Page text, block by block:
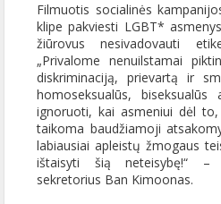
Filmuotis socialinės
klipe pakviesti LGBT*
žiūrovus nesivadovauti
„Privalome nenuilstamai
diskriminaciją, prievartą ir
homoseksualūs, biseksualūs
ignoruoti, kai asmeniui dėl
taikoma baudžiamoji
labiausiai apleistų žmogaus
ištaisyti šią neteisybę!“ –
sekretorius Ban Kimoonas.